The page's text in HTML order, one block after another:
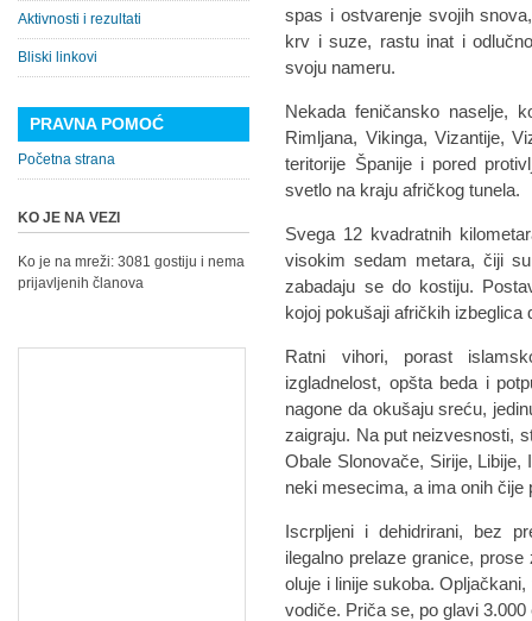
spas i ostvarenje svojih
krv i suze, rastu inat i
svoju nameru.
Nekada feničansko naselje,
Rimljana, Vikinga, Vizantije,
teritorije Španije i pored
svetlo na kraju afričkog tunela.
Svega 12 kvadratnih
visokim sedam metara, čiji
zabadaju se do kostiju.
kojoj pokušaji afričkih izbeglica
Ratni vihori, porast
izgladnelost, opšta beda i
nagone da okušaju sreću,
zaigraju. Na put neizvesnosti,
Obale Slonovače, Sirije, Libije,
neki mesecima, a ima onih čije
Iscrpljeni i dehidrirani, bez
ilegalno prelaze granice,
oluje i linije sukoba.
vodiče. Priča se, po glavi
Aktivnosti i rezultati
Bliski linkovi
PRAVNA POMOĆ
Početna strana
KO JE NA VEZI
Ko je na mreži: 3081 gostiju i nema
prijavljenih članova